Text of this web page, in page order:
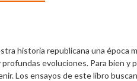
historia republicana una época
evoluciones. Para bien y
Los ensayos de este libro